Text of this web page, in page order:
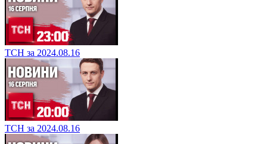
ТСН за 2024.08.16
ТСН за 2024.08.16